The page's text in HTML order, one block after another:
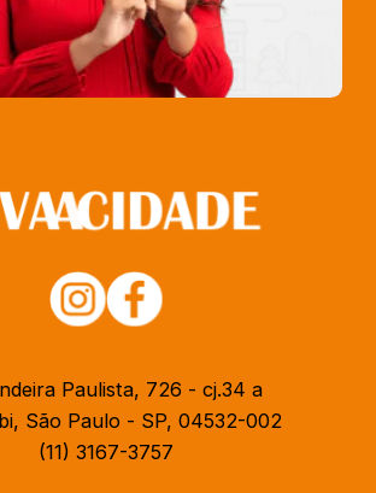
Paulista, 726 - cj.34 a
São Paulo - SP, 04532-002
(11) 3167-3757